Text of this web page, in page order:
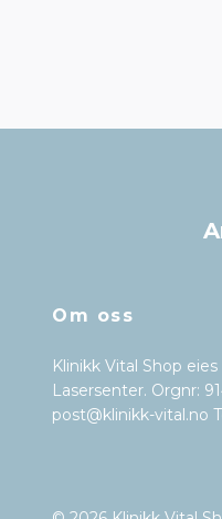
Om oss
Klinikk Vital Shop
Lasersenter. Orgnr:
post@klinikk-vital.no